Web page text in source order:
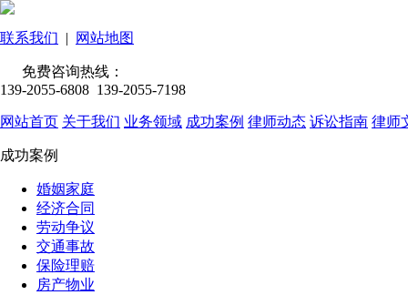
联系我们 | 网站地图
免费咨询热线：
139-2055-6808 139-2055-7198
网站首页 关于我们 业务领域 成功案例 律师动态 诉讼指南 律师
成功案例
婚姻家庭
经济合同
劳动争议
交通事故
保险理赔
房产物业